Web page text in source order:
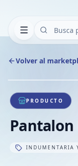
Volver al
1/1
PRODUCTO
INDUMENTARIA